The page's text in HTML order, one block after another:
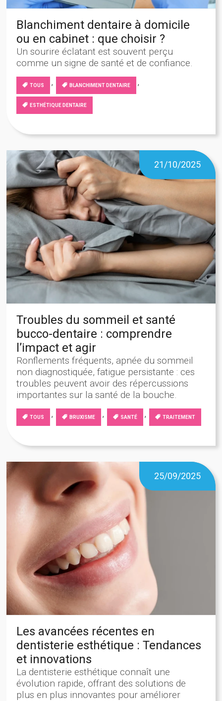
Blanchiment dentaire à domicile
ou en cabinet : que choisir ?
Un sourire éclatant est souvent perçu
comme un signe de santé et de confiance.
TOUS , BLANCHIMENT DENTAIRE ,
ESTHÉTIQUE DENTAIRE
Troubles du sommeil et santé
bucco-dentaire : comprendre
l’impact et agir
21/10/2025
Ronflements fréquents, apnée du sommeil
non diagnostiquée, fatigue persistante : ces
troubles peuvent avoir des répercussions
importantes sur la santé de la bouche.
TOUS , BRUXISME , SANTÉ , TRAITEMENT
Les avancées récentes en
dentisterie esthétique : Tendances
et innovations
25/09/2025
La dentisterie esthétique connaît une
évolution rapide, offrant des solutions de
plus en plus innovantes pour améliorer